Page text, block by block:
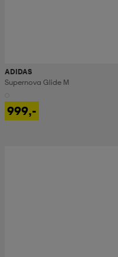
ADIDAS
Supernova Glide M
999,-